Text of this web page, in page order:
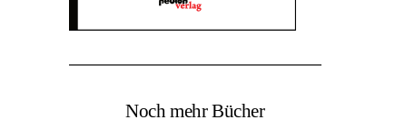
Noch mehr Bücher